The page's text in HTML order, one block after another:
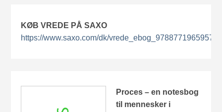
KØB VREDE PÅ SAXO
https://www.saxo.com/dk/vrede_ebog_9788771965957
Proces – en notesbog
til mennesker i